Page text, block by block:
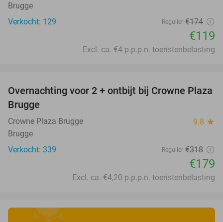
Brugge
Verkocht: 129
Regulier €174
€119
Excl. ca. €4 p.p.p.n. toeristenbelasting
44%
Overnachting voor 2 + ontbijt bij Crowne Plaza
Brugge
Crowne Plaza Brugge 9.8 star
Brugge
Verkocht: 339
Regulier €318
€179
Excl. ca. €4,20 p.p.p.n. toeristenbelasting